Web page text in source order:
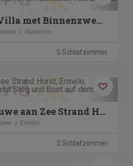
Boerderij Villa met Binnenzwembad & Wellness | 10 personen
Wekerom
5 Schlafzimmer
Next
Aledo Veluwe aan Zee Strand Horst sfeer "Venice Beach".
Ermelo
2 Schlafzimmer